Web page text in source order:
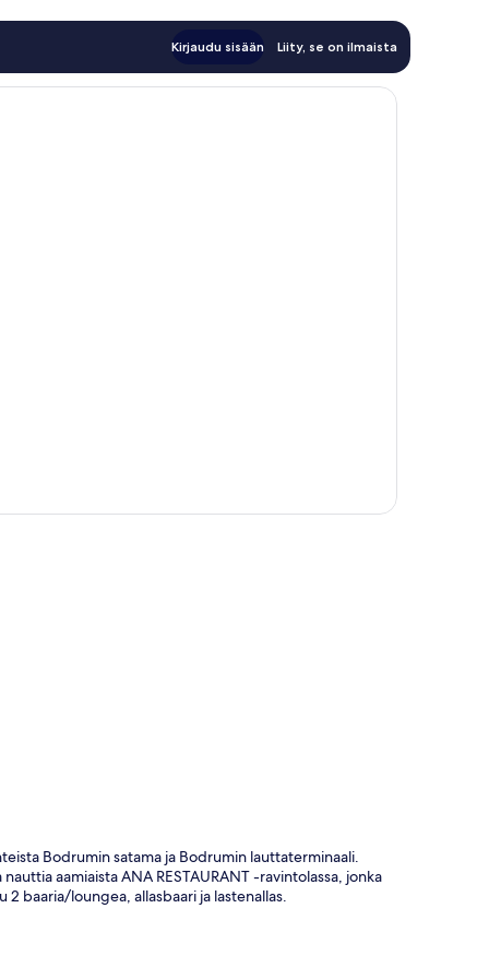
Kirjaudu sisään Liity, se on ilmaista
Bodrumin satama ja Bodrumin lauttaterminaali.
aamiaista ANA RESTAURANT -ravintolassa, jonka
baaria/loungea, allasbaari ja lastenallas.